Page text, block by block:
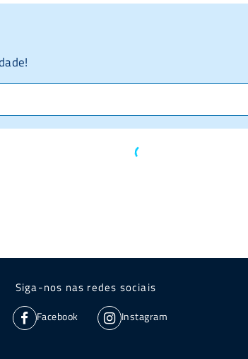
Siga-nos nas redes sociais
Facebook Instagram